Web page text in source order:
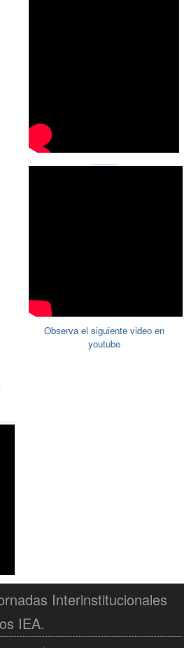
Observa el siguiente video en
youtube
Interinstitucionales
IEA.